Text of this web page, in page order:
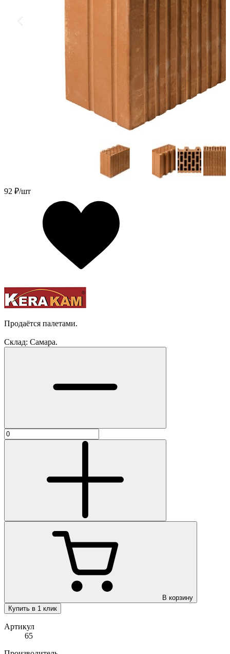
92 ₽/шт
Продаётся палетами.
Склад: Самара.
В корзину
Купить в 1 клик
Артикул
65